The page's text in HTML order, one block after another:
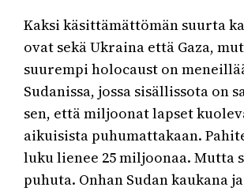
Kaksi käsittämättömän suurta
ovat sekä Ukraina että Gaza,
suurempi holocaust on
Sudanissa, jossa sisällissota on
sen, että miljoonat lapset
aikuisista puhumattakaan.
luku lienee 25 miljoonaa. Mutta
puhuta. Onhan Sudan kaukana